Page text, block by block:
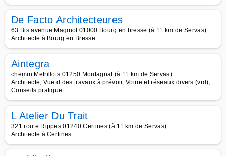
De Facto Architecteures
63 Bis avenue Maginot 01000 Bourg en bresse (à 11 km de Servas)
Architecte à Bourg en Bresse
Aintegra
chemin Metrillots 01250 Montagnat (à 11 km de Servas)
Architecte, Vue d des travaux à prévoir, Voirie et réseaux divers (vrd),
Conseils pratique
L Atelier Du Trait
321 route Rippes 01240 Certines (à 11 km de Servas)
Architecte à Certines